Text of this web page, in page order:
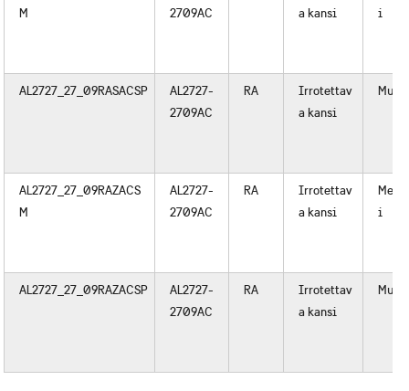
M
2709AC
a kansi
i
AL2727_27_09RASACSP
AL2727-
2709AC
RA
Irrotettav
a kansi
Muovi
AL2727_27_09RAZACS
M
AL2727-
2709AC
RA
Irrotettav
a kansi
i
AL2727_27_09RAZACSP
AL2727-
2709AC
RA
Irrotettav
a kansi
Muovi